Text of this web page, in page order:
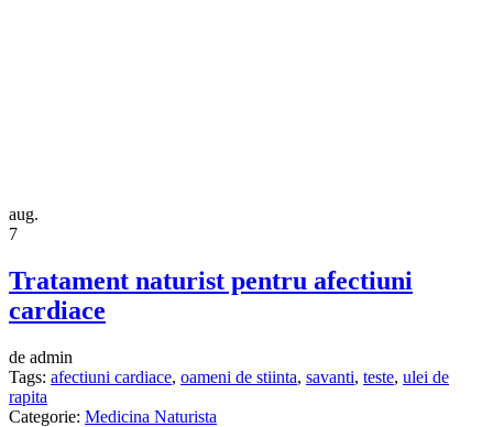
aug.
7
Tratament naturist pentru afectiuni
cardiace
de admin
Tags: afectiuni cardiace, oameni de stiinta, savanti, teste, ulei de
rapita
Categorie: Medicina Naturista